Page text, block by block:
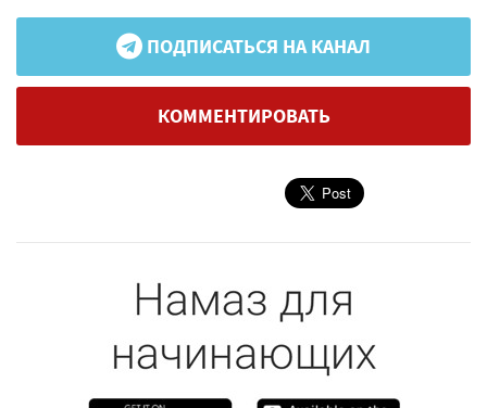
ПОДПИСАТЬСЯ НА КАНАЛ
КОММЕНТИРОВАТЬ